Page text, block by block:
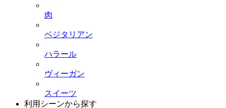
肉
ベジタリアン
ハラール
ヴィーガン
スイーツ
利用シーンから探す